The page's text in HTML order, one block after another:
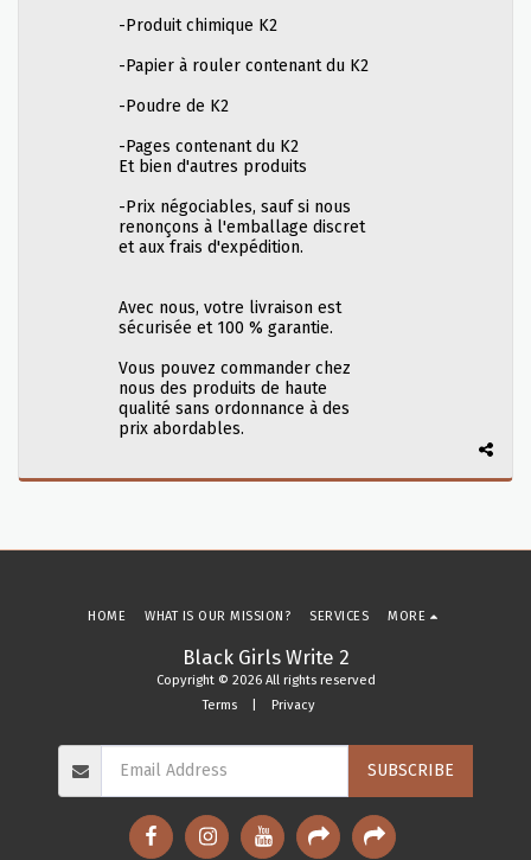
-Produit chimique K2
-Papier à rouler contenant du K2
-Poudre de K2
-Pages contenant du K2
Et bien d'autres produits
-Prix négociables, sauf si nous
renonçons à l'emballage discret
et aux frais d'expédition.
Avec nous, votre livraison est
sécurisée et 100 % garantie.
Vous pouvez commander chez
nous des produits de haute
qualité sans ordonnance à des
prix abordables.
Black Girls Write 2
Copyright © 2026 All rights reserved
Terms| Privacy
HOME WHAT IS OUR MISSION? SERVICES MORE
SUBSCRIBE